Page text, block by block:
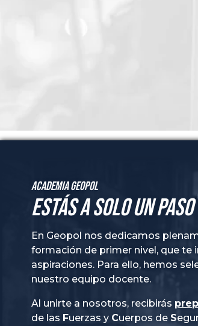
Academia GeoPol
Estás a solo un paso
En Geopol nos dedicamos
formación de primer nivel, que te
aspiraciones. Para ello, hemos
nuestro equipo docente.
Al unirte a nosotros, recibirás
de las
Fuerzas y Cuerpos de